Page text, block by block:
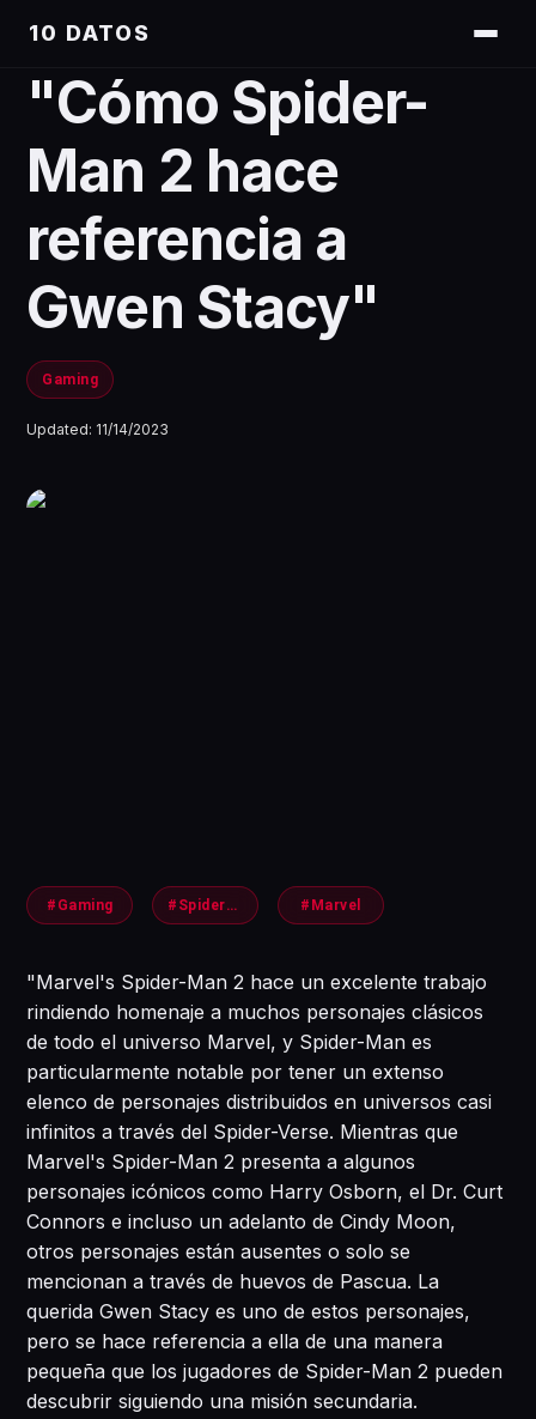
10 DATOS
"Cómo Spider-
Man 2 hace
referencia a
Gwen Stacy"
Gaming
Updated: 11/14/2023
#Gaming #Spiderman2 #Marvel
"Marvel's Spider-Man 2 hace un excelente trabajo
rindiendo homenaje a muchos personajes clásicos
de todo el universo Marvel, y Spider-Man es
particularmente notable por tener un extenso
elenco de personajes distribuidos en universos casi
infinitos a través del Spider-Verse. Mientras que
Marvel's Spider-Man 2 presenta a algunos
personajes icónicos como Harry Osborn, el Dr. Curt
Connors e incluso un adelanto de Cindy Moon,
otros personajes están ausentes o solo se
mencionan a través de huevos de Pascua. La
querida Gwen Stacy es uno de estos personajes,
pero se hace referencia a ella de una manera
pequeña que los jugadores de Spider-Man 2 pueden
descubrir siguiendo una misión secundaria.